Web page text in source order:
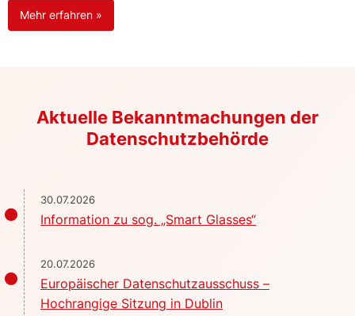
Mehr erfahren »
Aktuelle Bekanntmachungen der
Datenschutzbehörde
30.07.2026
Information zu sog. „Smart Glasses“
20.07.2026
Europäischer Datenschutzausschuss –
Hochrangige Sitzung in Dublin